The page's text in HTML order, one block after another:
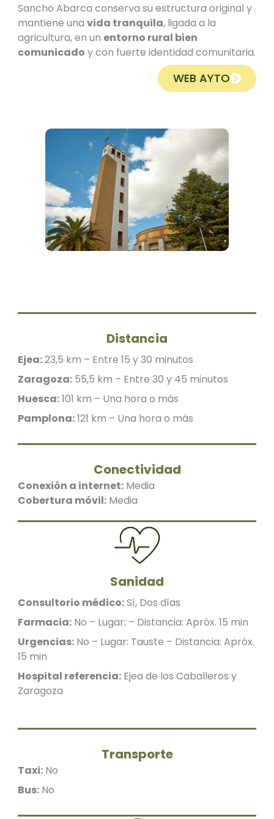
Sancho Abarca conserva su estructura original y
mantiene unavida tranquila, ligada a la
agricultura, en un entorno rural bien
comunicado y con fuerte identidad comunitaria.
WEB AYTO
Distancia
Ejea:23,5 km – Entre 15 y 30 minutos
Zaragoza: 55,5 km – Entre 30 y 45 minutos
Huesca:101 km – Una hora o más
Pamplona:121 km – Una hora o más
Conectividad
Conexión a internet: Media
Cobertura móvil: Media
Sanidad
Consultorio médico:Sí, Dos días
Farmacia: No – Lugar: – Distancia: Apróx. 15 min
Urgencias: No – Lugar: Tauste – Distancia: Apróx.
15 min
Hospital referencia: Ejea de los Caballeros y
Zaragoza
Transporte
Taxi: No
Bus: No